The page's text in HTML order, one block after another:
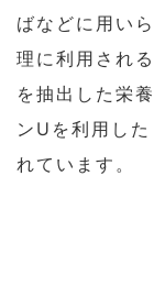
ばなどに用い
理に利用され
を抽出した栄
ンUを利用し
れています。